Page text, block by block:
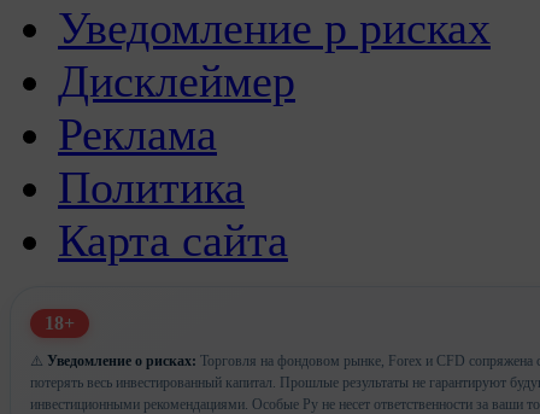
Уведомление р рисках
Дисклеймер
Реклама
Политика
Карта сайта
18+
⚠️ Уведомление о рисках: Торговля на фондовом рынке, Forex и CFD сопряжена
потерять весь инвестированный капитал. Прошлые результаты не гарантируют
инвестиционными рекомендациями. Особые Ру не несет ответственности за ваши